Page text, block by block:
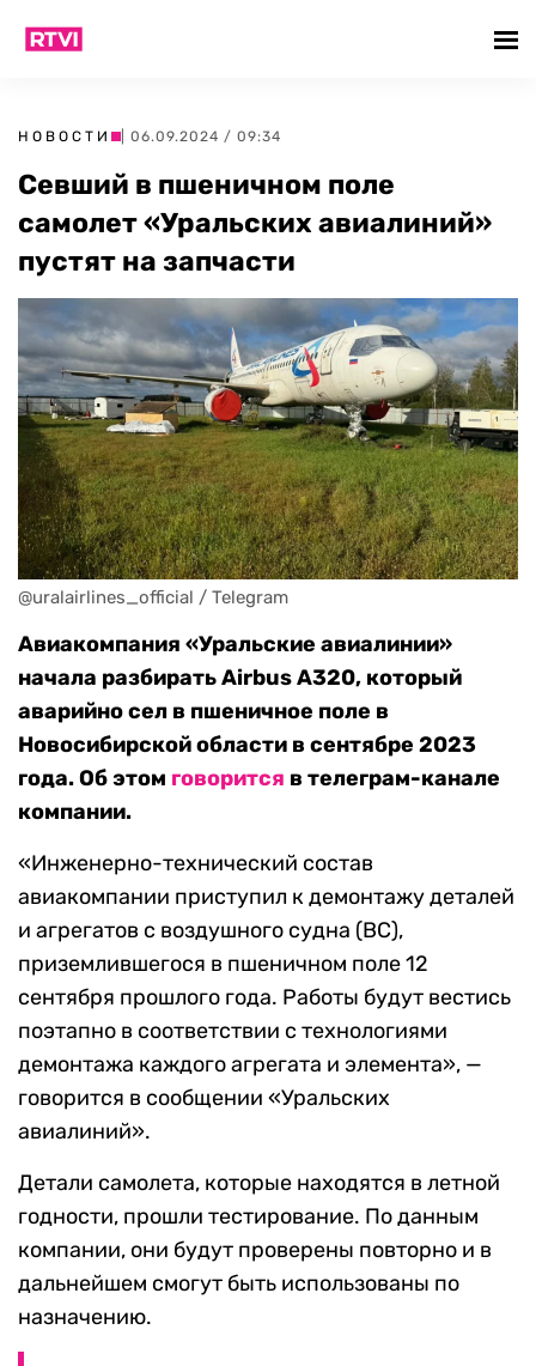
НОВОСТИ | 06.09.2024 / 09:34
Севший в пшеничном поле
самолет «Уральских авиалиний»
пустят на запчасти
@uralairlines_official / Telegram
Авиакомпания «Уральские авиалинии»
начала разбирать Airbus А320, который
аварийно сел в пшеничное поле в
Новосибирской области в сентябре 2023
года. Об этом говорится в телеграм-канале
компании.
«Инженерно-технический состав
авиакомпании приступил к демонтажу деталей
и агрегатов с воздушного судна (ВС),
приземлившегося в пшеничном поле 12
сентября прошлого года. Работы будут вестись
поэтапно в соответствии с технологиями
демонтажа каждого агрегата и элемента», —
говорится в сообщении «Уральских
авиалиний».
Детали самолета, которые находятся в летной
годности, прошли тестирование. По данным
компании, они будут проверены повторно и в
дальнейшем смогут быть использованы по
назначению.